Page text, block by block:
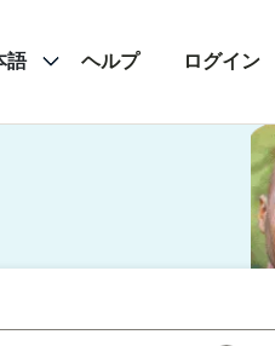
語 ヘルプ ログイン
ウで開きます）
で開きます）